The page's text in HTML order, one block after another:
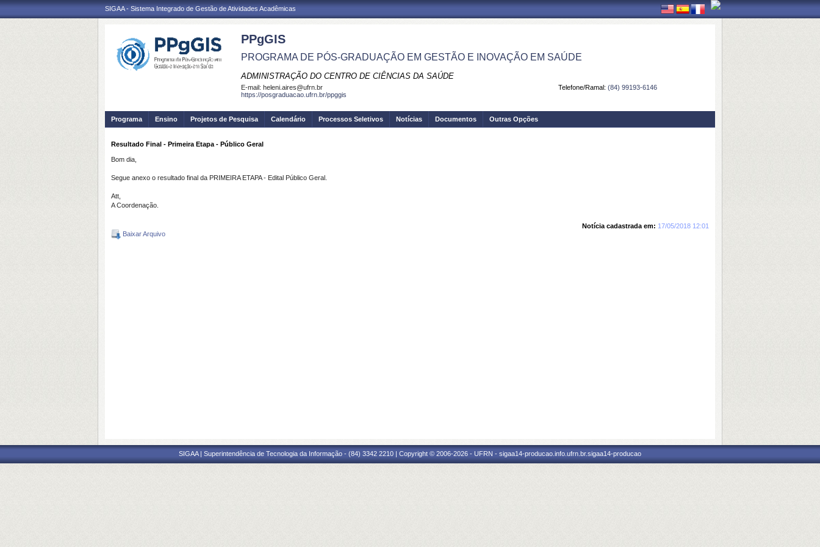
SIGAA - Sistema Integrado de Gestão de Atividades Acadêmicas
PPgGIS
PROGRAMA DE PÓS-GRADUAÇÃO EM GESTÃO E INOVAÇÃO EM SAÚDE
ADMINISTRAÇÃO DO CENTRO DE CIÊNCIAS DA SAÚDE
Telefone/Ramal: (84) 99193-6146
E-mail: heleni.aires@ufrn.br
https://posgraduacao.ufrn.br/ppggis
Programa Ensino Projetos de Pesquisa Calendário Processos Seletivos Notícias Documentos Outras Opções
Resultado Final - Primeira Etapa - Público Geral
Bom dia,
Segue anexo o resultado final da PRIMEIRA ETAPA - Edital Público Geral.
Att,
A Coordenação.
Notícia cadastrada em: 17/05/2018 12:01
Baixar Arquivo
SIGAA | Superintendência de Tecnologia da Informação - (84) 3342 2210 | Copyright © 2006-2026 - UFRN - sigaa14-producao.info.ufrn.br.sigaa14-producao